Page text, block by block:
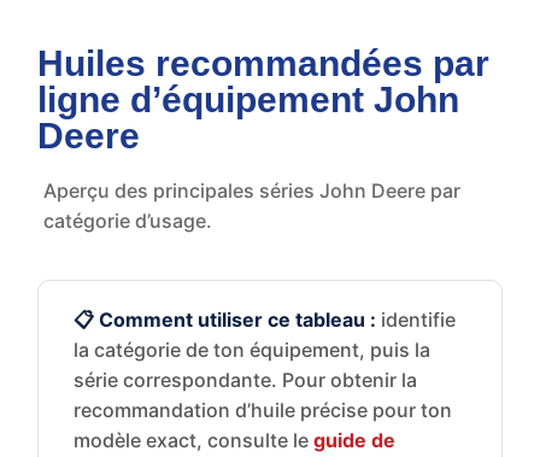
Huiles recommandées par
ligne d’équipement John
Deere
Aperçu des principales séries John Deere par
catégorie d’usage.
📋 Comment utiliser ce tableau : identifie
la catégorie de ton équipement, puis la
série correspondante. Pour obtenir la
recommandation d’huile précise pour ton
modèle exact, consulte le guide de